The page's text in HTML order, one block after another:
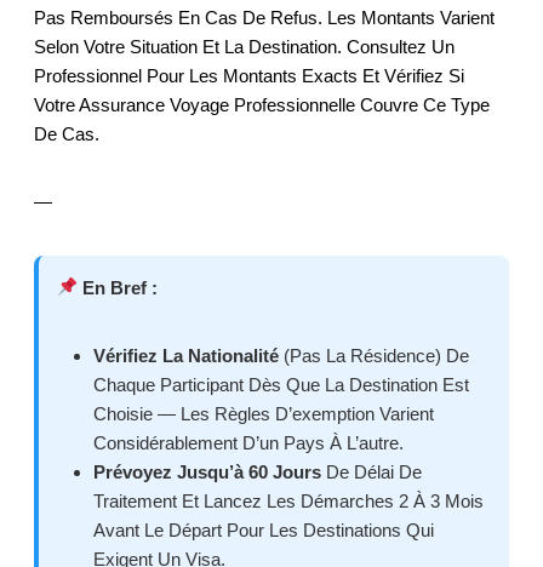
Pas Remboursés En Cas De Refus. Les Montants Varient
Selon Votre Situation Et La Destination. Consultez Un
Professionnel Pour Les Montants Exacts Et Vérifiez Si
Votre Assurance Voyage Professionnelle Couvre Ce Type
De Cas.
—
En Bref :
Vérifiez La Nationalité (pas La Résidence) De
Chaque Participant Dès Que La Destination Est
Choisie — Les Règles D’exemption Varient
Considérablement D’un Pays À L’autre.
Prévoyez Jusqu’à 60 Jours De Délai De
Traitement Et Lancez Les Démarches 2 À 3 Mois
Avant Le Départ Pour Les Destinations Qui
Exigent Un Visa.